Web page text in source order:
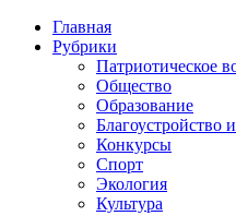
Главная
Рубрики
Патриотическое
Общество
Образование
Конкурсы
Спорт
Экология
Культура